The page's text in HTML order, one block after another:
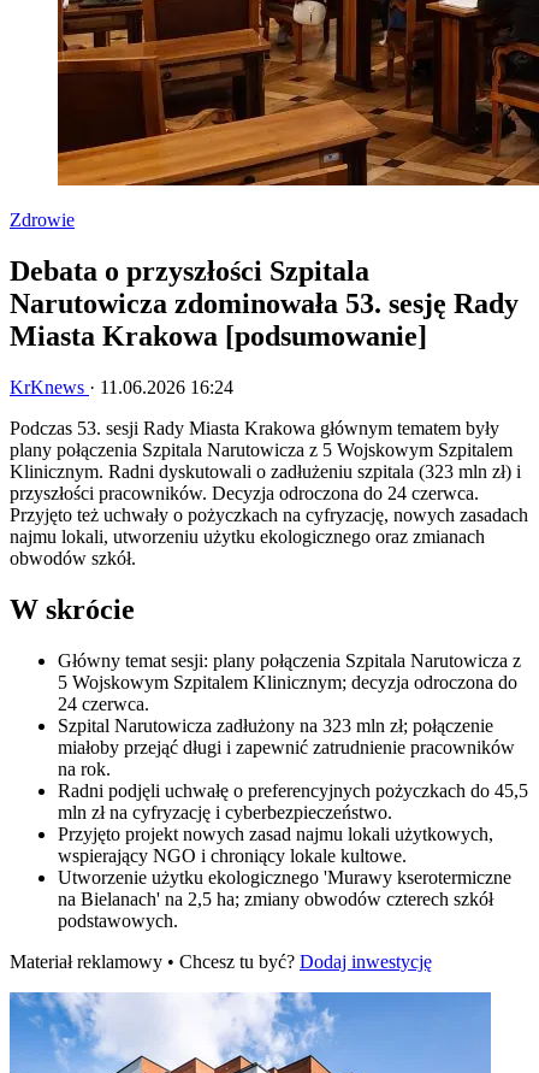
Zdrowie
Debata o przyszłości Szpitala
Narutowicza zdominowała 53. sesję Rady
Miasta Krakowa [podsumowanie]
KrKnews · 11.06.2026 16:24
Podczas 53. sesji Rady Miasta Krakowa głównym tematem były
plany połączenia Szpitala Narutowicza z 5 Wojskowym Szpitalem
Klinicznym. Radni dyskutowali o zadłużeniu szpitala (323 mln zł) i
przyszłości pracowników. Decyzja odroczona do 24 czerwca.
Przyjęto też uchwały o pożyczkach na cyfryzację, nowych zasadach
najmu lokali, utworzeniu użytku ekologicznego oraz zmianach
obwodów szkół.
W skrócie
Główny temat sesji: plany połączenia Szpitala Narutowicza z
5 Wojskowym Szpitalem Klinicznym; decyzja odroczona do
24 czerwca.
Szpital Narutowicza zadłużony na 323 mln zł; połączenie
miałoby przejąć długi i zapewnić zatrudnienie pracowników
na rok.
Radni podjęli uchwałę o preferencyjnych pożyczkach do 45,5
mln zł na cyfryzację i cyberbezpieczeństwo.
Przyjęto projekt nowych zasad najmu lokali użytkowych,
wspierający NGO i chroniący lokale kultowe.
Utworzenie użytku ekologicznego 'Murawy kserotermiczne
na Bielanach' na 2,5 ha; zmiany obwodów czterech szkół
podstawowych.
Materiał reklamowy • Chcesz tu być? Dodaj inwestycję